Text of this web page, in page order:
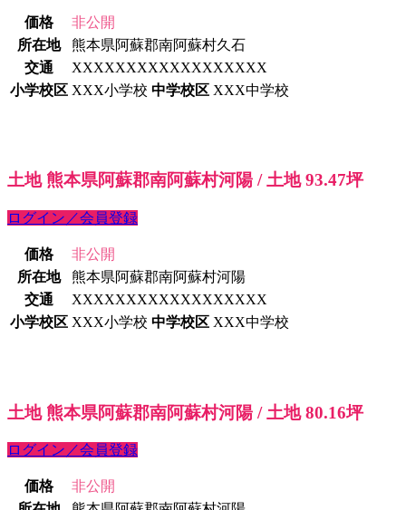
価格
非公開
所在地
熊本県阿蘇郡南阿蘇村久石
交通
XXXXXXXXXXXXXXXXXX
小学校区 XXX小学校 中学校区 XXX中学校
土地 熊本県阿蘇郡南阿蘇村河陽 / 土地 93.47坪
ログイン／会員登録
価格
非公開
所在地
熊本県阿蘇郡南阿蘇村河陽
交通
XXXXXXXXXXXXXXXXXX
小学校区 XXX小学校 中学校区 XXX中学校
土地 熊本県阿蘇郡南阿蘇村河陽 / 土地 80.16坪
ログイン／会員登録
価格
非公開